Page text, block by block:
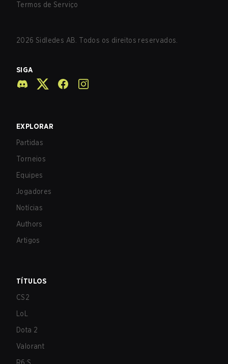
Termos de Serviço
2026 Sidledes AB. Todos os direitos reservados.
SIGA
EXPLORAR
Partidas
Torneios
Equipes
Jogadores
Notícias
Authors
Artigos
TÍTULOS
CS2
LoL
Dota 2
Valorant